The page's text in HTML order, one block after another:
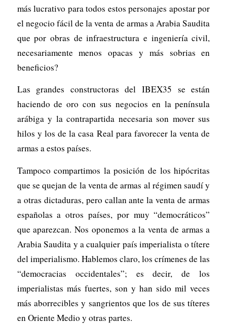
más lucrativo para todos estos personajes apostar por
el negocio fácil de la venta de armas a Arabia Saudita
que por obras de infraestructura e ingeniería civil,
necesariamente menos opacas y más sobrias en
beneficios?
Las grandes constructoras del IBEX35 se están
haciendo de oro con sus negocios en la península
arábiga y la contrapartida necesaria son mover sus
hilos y los de la casa Real para favorecer la venta de
armas a estos países.
Tampoco compartimos la posición de los hipócritas
que se quejan de la venta de armas al régimen saudí y
a otras dictaduras, pero callan ante la venta de armas
españolas a otros países, por muy “democráticos”
que aparezcan. Nos oponemos a la venta de armas a
Arabia Saudita y a cualquier país imperialista o títere
del imperialismo. Hablemos claro, los crímenes de las
“democracias occidentales”; es decir, de los
imperialistas más fuertes, son y han sido mil veces
más aborrecibles y sangrientos que los de sus títeres
en Oriente Medio y otras partes.